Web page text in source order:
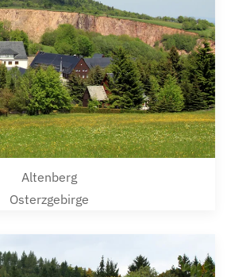
Altenberg
Osterzgebirge